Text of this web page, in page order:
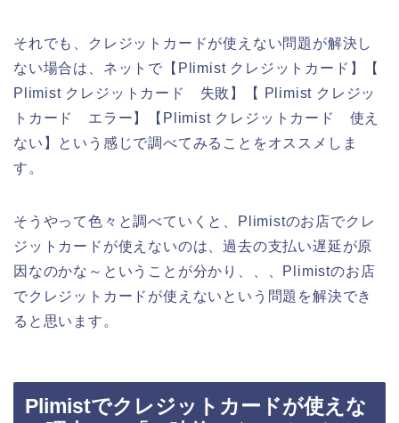
それでも、クレジットカードが使えない問題が解決し
ない場合は、ネットで【Plimist クレジットカード】【
Plimist クレジットカード 失敗】【 Plimist クレジッ
トカード エラー】【Plimist クレジットカード 使え
ない】という感じで調べてみることをオススメしま
す。
そうやって色々と調べていくと、Plimistのお店でクレ
ジットカードが使えないのは、過去の支払い遅延が原
因なのかな～ということが分かり、、、Plimistのお店
でクレジットカードが使えないという問題を解決でき
ると思います。
Plimistでクレジットカードが使えな